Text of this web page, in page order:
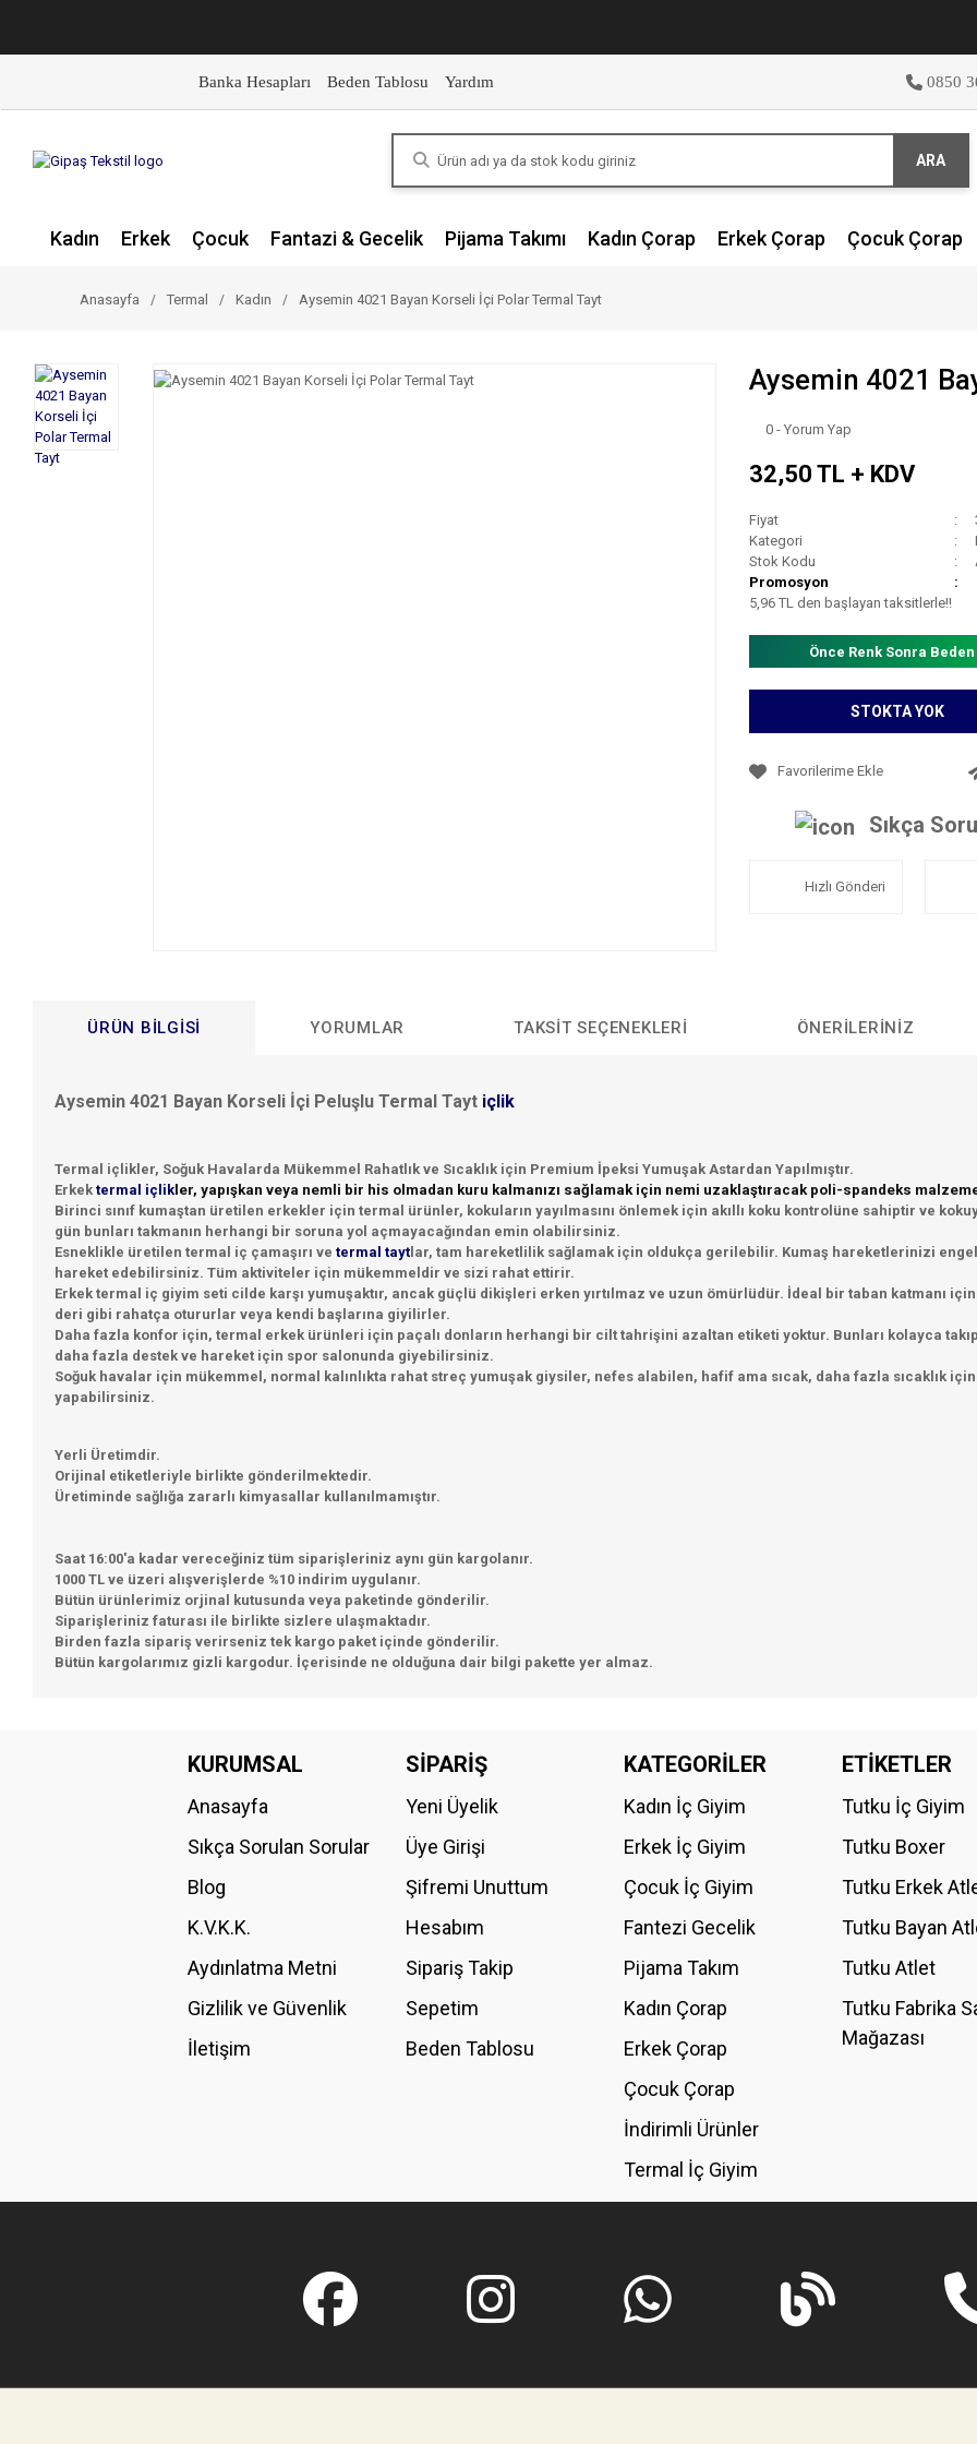
Banka Hesapları Beden Tablosu Yardım 0850
ARA
Kadın Erkek Çocuk Fantazi & Gecelik Pijama Takımı Kadın Çorap Erkek Çorap Çocuk Çorap
Anasayfa Termal Kadın Aysemin 4021 Bayan Korseli İçi Polar Termal Tayt
Aysemin 4021
0 - Yorum Yap
32,50 TL + KDV
Fiyat
Kategori
Stok Kodu
Promosyon
5,96 TL den başlayan taksitlerle!!
Önce Renk Sonra
STOKTA YOK
Sıkça
Hızlı Gönderi
ÜRÜN BILGISI YORUMLAR TAKSIT SEÇENEKLERI ÖNERILERINIZ
Aysemin 4021 Bayan Korseli İçi Peluşlu Termal Tayt içlik
Termal içlikler, Soğuk Havalarda Mükemmel Rahatlık ve Sıcaklık için Premium İpeksi Yumuşak Astardan Yapılmıştır.
Erkek termal içlikler, yapışkan veya nemli bir his olmadan kuru kalmanızı sağlamak için nemi uzaklaştıracak poli-spandeks
Birinci sınıf kumaştan üretilen erkekler için termal ürünler, kokuların yayılmasını önlemek için akıllı koku kontrolüne sahiptir ve
gün bunları takmanın herhangi bir soruna yol açmayacağından emin olabilirsiniz.
Esneklikle üretilen termal iç çamaşırı ve termal taytlar, tam hareketlilik sağlamak için oldukça gerilebilir. Kumaş hareketlerinizi
hareket edebilirsiniz. Tüm aktiviteler için mükemmeldir ve sizi rahat ettirir.
Erkek termal iç giyim seti cilde karşı yumuşaktır, ancak güçlü dikişleri erken yırtılmaz ve uzun ömürlüdür. İdeal bir taban katmanı için
deri gibi rahatça otururlar veya kendi başlarına giyilirler.
Daha fazla konfor için, termal erkek ürünleri için paçalı donların herhangi bir cilt tahrişini azaltan etiketi yoktur. Bunları kolayca
daha fazla destek ve hareket için spor salonunda giyebilirsiniz.
Soğuk havalar için mükemmel, normal kalınlıkta rahat streç yumuşak giysiler, nefes alabilen, hafif ama sıcak, daha fazla sıcaklık
yapabilirsiniz.
Yerli Üretimdir.
Orijinal etiketleriyle birlikte gönderilmektedir.
Üretiminde sağlığa zararlı kimyasallar kullanılmamıştır.
Saat 16:00'a kadar vereceğiniz tüm siparişleriniz aynı gün kargolanır.
1000 TL ve üzeri alışverişlerde %10 indirim uygulanır.
Bütün ürünlerimiz orjinal kutusunda veya paketinde gönderilir.
Siparişleriniz faturası ile birlikte sizlere ulaşmaktadır.
Birden fazla sipariş verirseniz tek kargo paket içinde gönderilir.
Bütün kargolarımız gizli kargodur. İçerisinde ne olduğuna dair bilgi pakette yer almaz.
Bu ürüne ilk yorumu siz yapın!
Ürün resmi kalitesiz, bozuk veya görüntülenemiyor.
Ürün fiyatı diğer sitelerden daha pahalı.
Bu ürüne benzer farklı alternatifler olmalı.
KURUMSAL
Anasayfa
Sıkça Sorulan Sorular
Blog
K.V.K.K.
Aydınlatma Metni
Gizlilik ve Güvenlik
İletişim
SİPARİŞ
Yeni Üyelik
Üye Girişi
Şifremi Unuttum
Hesabım
Sipariş Takip
Sepetim
Beden Tablosu
KATEGORİLER
Kadın İç Giyim
Erkek İç Giyim
Çocuk İç Giyim
Fantezi Gecelik
Pijama Takım
Kadın Çorap
Erkek Çorap
Çocuk Çorap
İndirimli Ürünler
Termal İç Giyim
ETİKETLER
Tutku İç Giyim
Tutku Boxer
Tutku Erkek
Tutku Bayan
Tutku Atlet
Tutku Fabrika
Mağazası